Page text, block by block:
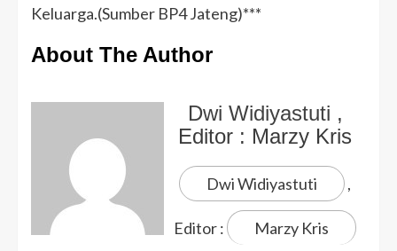
Keluarga.(Sumber BP4 Jateng)***
About The Author
Dwi Widiyastuti ,
Editor : Marzy Kris
Dwi Widiyastuti ,
Editor : Marzy Kris